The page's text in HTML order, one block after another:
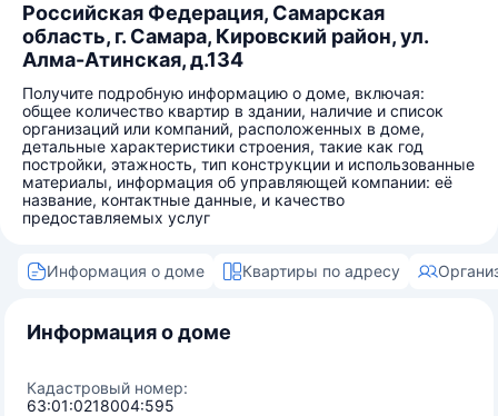
Российская Федерация, Самарская
область, г. Самара, Кировский район, ул.
Алма-Атинская, д.134
Получите подробную информацию о доме, включая:
общее количество квартир в здании, наличие и список
организаций или компаний, расположенных в доме,
детальные характеристики строения, такие как год
постройки, этажность, тип конструкции и использованные
материалы, информация об управляющей компании: её
название, контактные данные, и качество
предоставляемых услуг
Информация о доме Квартиры по адресу
Информация о доме
Кадастровый номер:
63:01:0218004:595